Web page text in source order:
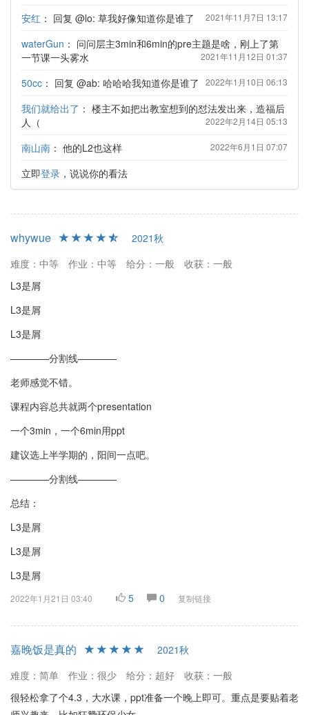
安红 ： 回复 @lo: 草我好像知道你是谁了 2021年11月7日 13:17
waterGun ： 问问层主3min和6min的pre主题是啥，刚上了第
一节课一头雾水
2021年11月12日 01:37
50cc ： 回复 @ab: 哈哈哈我知道你是谁了 2022年1月10日 06:13
我们就给出了 ： 楼主不如把出教室想到的怼法发出来，造福后
人（
2022年2月14日 05:13
南山南 ： 他的L2也这样 2022年6月1日 07:07
立即登录 ，说说你的看法
whywue
2021秋
难度：中等
作业：中等 给分：一般
收获：一般
L3是屑
L3是屑
L3是屑
————分割线————
老师感觉不错。
课程内容总共就两个presentation
一个3min，一个6min用ppt
建议选上半学期的，阳间一点吧。
————分割线————
总结：
L3是屑
L3是屑
L3是屑
2022年1月21日 03:40 5 0 复制链接
嘉晚饭是真的
2021秋
难度：简单
作业：很少 给分：超好
收获：一般
很轻松拿了个4.3，大水课，ppt准备一个晚上即可。重点是要贴着老